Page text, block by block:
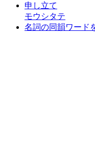
申し立て
モウシタテ
名詞の同韻ワード